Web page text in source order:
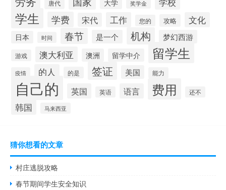
唐代 大学 奖学金
学生 学费 宋代 工作 您的 攻略 文化
日本 时间 春节 是一个 机构 梦幻西游
游戏 澳大利亚 澳洲 留学中介 留学生
疫情 的人 的是 签证 美国 能力
自己的 英国 英语 语言 费用 还不
韩国 马来西亚
猜你想看的文章
村庄逃脱攻略
春节期间学生安全知识